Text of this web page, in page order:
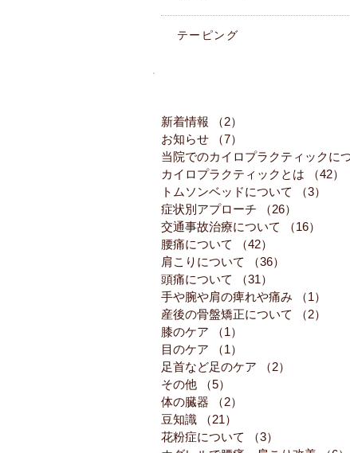
新着情報 （2）
お知らせ
（7）
カイロプラクティックとは
（42）
トムソンベッドについて
（3）
症状別アプローチ
（26）
交通事故治療について
（16）
腰痛について
（42）
肩こりについて
（36）
頭痛について
（31）
手や腕や肩の痺れや痛み
（1）
産後の骨盤矯正について
（2）
膝のケア
（1）
目のケア
（1）
足首など足のケア
（2）
その他
（5）
体の臓器
（2）
豆知識
（21）
花粉症について
（3）
テーピング